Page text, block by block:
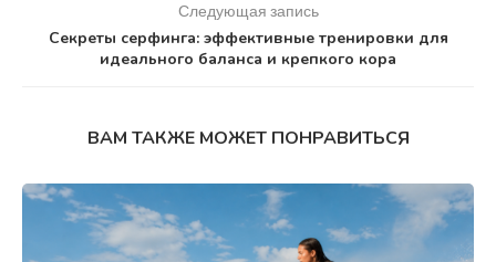
Следующая запись
Секреты серфинга: эффективные тренировки для
идеального баланса и крепкого кора
ВАМ ТАКЖЕ МОЖЕТ ПОНРАВИТЬСЯ